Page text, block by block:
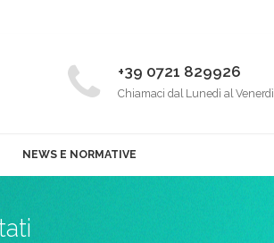
+39 0721 829926
Chiamaci dal Lunedì al Venerdì
NEWS E NORMATIVE